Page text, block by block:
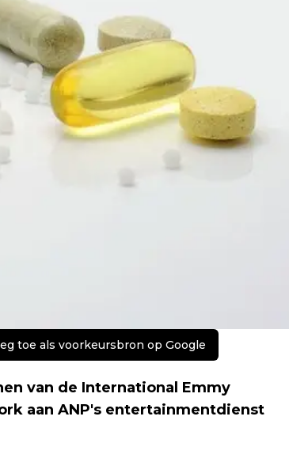
toe als voorkeursbron op Google
van de International Emmy
aan ANP's entertainmentdienst